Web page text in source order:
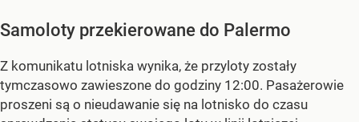
Samoloty przekierowane do Palermo
Z komunikatu lotniska wynika, że przyloty zostały
tymczasowo zawieszone do godziny 12:00. Pasażerowie
proszeni są o nieudawanie się na lotnisko do czasu